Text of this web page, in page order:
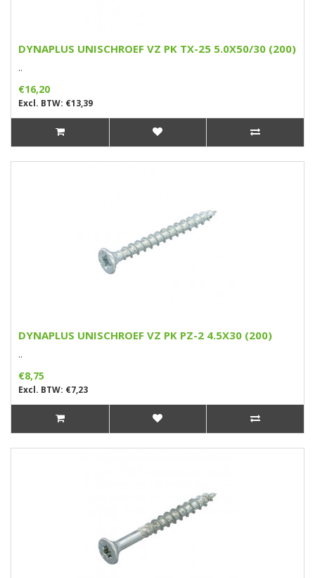
DYNAPLUS UNISCHROEF VZ PK TX-25 5.0X50/30 (200)
..
€16,20
Excl. BTW: €13,39
DYNAPLUS UNISCHROEF VZ PK PZ-2 4.5X30 (200)
..
€8,75
Excl. BTW: €7,23